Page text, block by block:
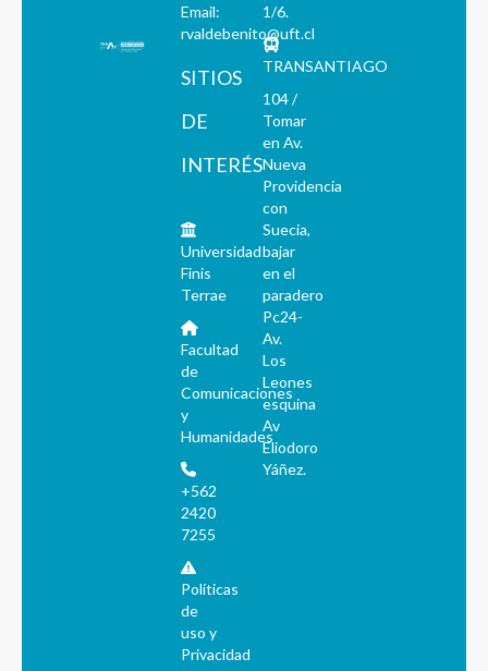
Email:
rvaldebenito@uft.cl
SITIOS
DE
INTERÉS
Universidad
Finis
Terrae
Facultad
de
Comunicaciones
y
Humanidades
+562
2420
7255
Políticas
de
uso y
Privacidad
1/6.
TRANSANTIAGO
104 /
Tomar
en Av.
Nueva
Providencia
con
Suecia,
bajar
en el
paradero
Pc24-
Av.
Los
Leones
esquina
Av
Eliodoro
Yáñez.